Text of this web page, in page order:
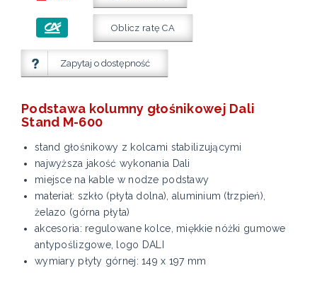
Oblicz ratę CA
Zapytaj o dostępność
Podstawa kolumny głośnikowej Dali
Stand M-600
stand głośnikowy z kolcami stabilizującymi
najwyższa jakość wykonania Dali
miejsce na kable w nodze podstawy
materiał: szkło (płyta dolna), aluminium (trzpień),
żelazo (górna płyta)
akcesoria: regulowane kolce, miękkie nóżki gumowe
antypoślizgowe, logo DALI
wymiary płyty górnej: 149 x 197 mm